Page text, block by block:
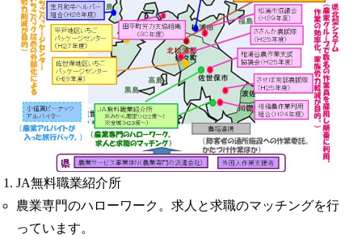
JA無料職業紹介所
農業専門のハローワーク。求人と求職のマッチングを行
っています。